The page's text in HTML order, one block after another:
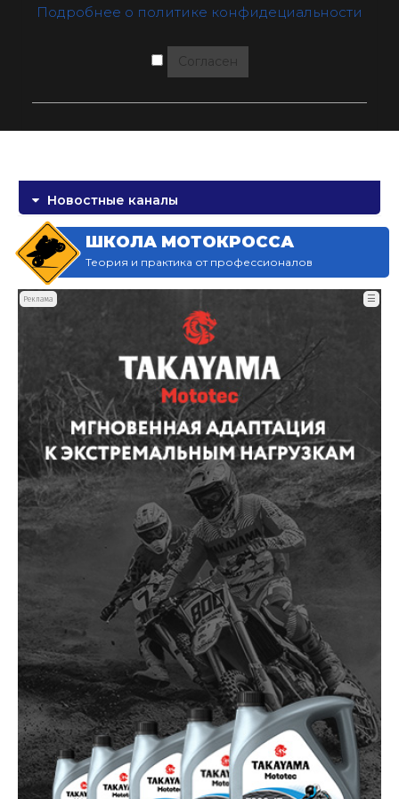
Подробнее о политике конфидециальности
Согласен
Новостные каналы
ШКОЛА МОТОКРОССА
Теория и практика от профессионалов
Реклама ☰